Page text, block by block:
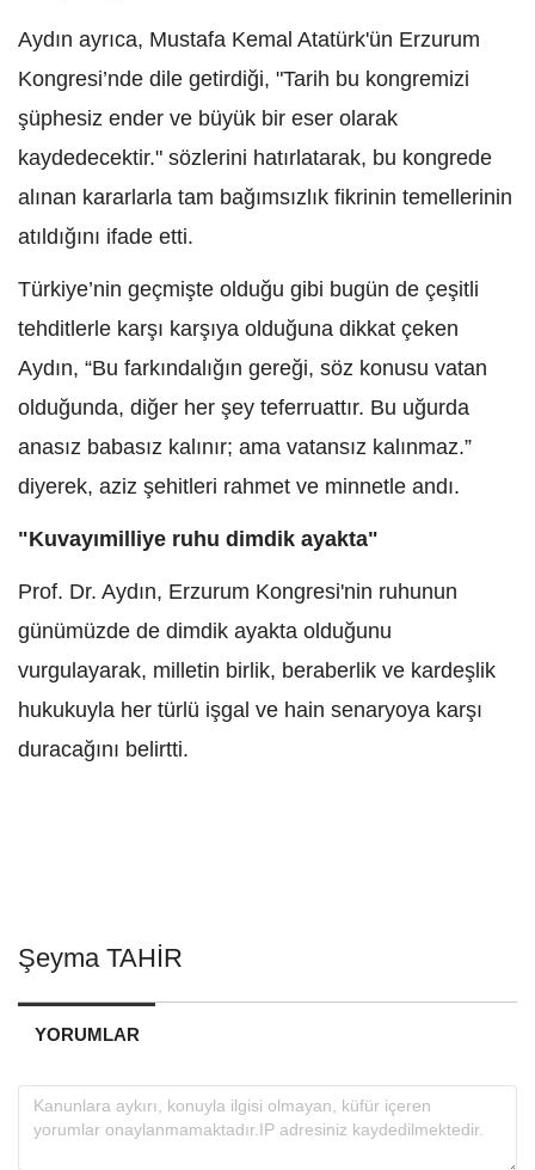
Aydın ayrıca, Mustafa Kemal Atatürk'ün Erzurum
Kongresi’nde dile getirdiği, "Tarih bu kongremizi
şüphesiz ender ve büyük bir eser olarak
kaydedecektir." sözlerini hatırlatarak, bu kongrede
alınan kararlarla tam bağımsızlık fikrinin temellerinin
atıldığını ifade etti.
Türkiye’nin geçmişte olduğu gibi bugün de çeşitli
tehditlerle karşı karşıya olduğuna dikkat çeken
Aydın, “Bu farkındalığın gereği, söz konusu vatan
olduğunda, diğer her şey teferruattır. Bu uğurda
anasız babasız kalınır; ama vatansız kalınmaz.”
diyerek, aziz şehitleri rahmet ve minnetle andı.
"Kuvayımilliye ruhu dimdik ayakta"
Prof. Dr. Aydın, Erzurum Kongresi'nin ruhunun
günümüzde de dimdik ayakta olduğunu
vurgulayarak, milletin birlik, beraberlik ve kardeşlik
hukukuyla her türlü işgal ve hain senaryoya karşı
duracağını belirtti.
Şeyma TAHİR
YORUMLAR